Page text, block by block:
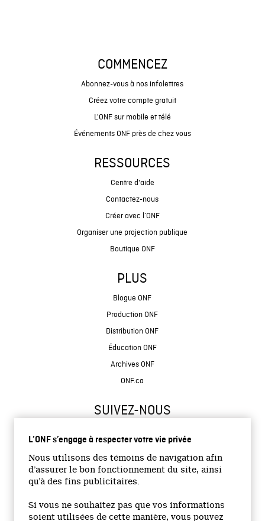
L’ONF s’engage à respecter votre vie privée
Nous utilisons des témoins de navigation afin
d’assurer le bon fonctionnement du site, ainsi
qu’à des fins publicitaires.
Si vous ne souhaitez pas que vos informations
soient utilisées de cette manière, vous pouvez
COMMENCEZ
Abonnez-vous à nos infolettres
Créez votre compte gratuit
L'ONF sur mobile et télé
Événements ONF près de chez vous
RESSOURCES
Centre d'aide
Contactez-nous
Créer avec l’ONF
Organiser une projection publique
Boutique ONF
PLUS
Blogue ONF
Production ONF
Distribution ONF
Éducation ONF
Archives ONF
ONF.ca
SUIVEZ-NOUS
Site institutionnel